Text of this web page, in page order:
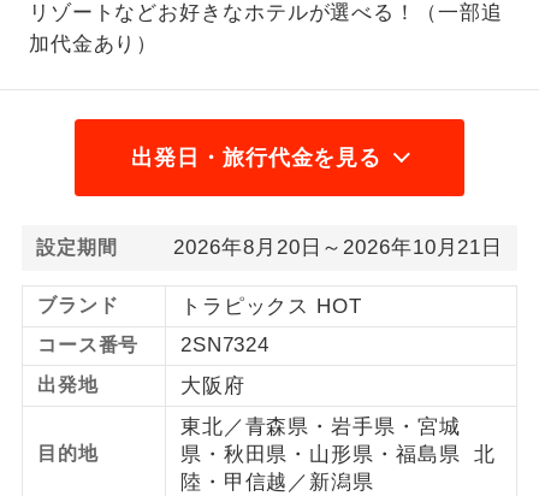
リゾートなどお好きなホテルが選べる！（一部追
加代金あり）
出発日・旅行代金を見る
設定期間 2026年8月20日～2026年10月21日
ブランド トラピックス HOT
コース番号 2SN7324
出発地 大阪府
目的地
東北／青森県・岩手県・宮城
県・秋田県・山形県・福島県 北
陸・甲信越／新潟県
おひとり様参
加限定
おひとり様限定でご参加いただけるコー
ご夫婦限定
す。
年齢制限あり
ご参加にあたり年齢に制限があるコース
です。
利用航空会社が指定なので、ご出発の計
画にとても便利です。
ご紹介するホテルを指定したコースで